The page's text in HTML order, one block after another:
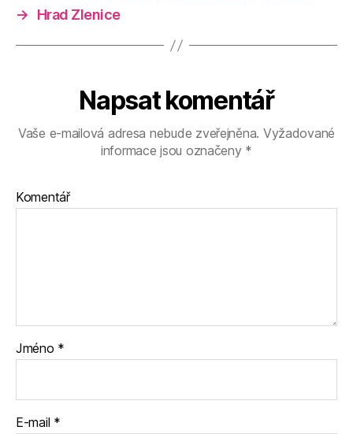
→
Hrad Zlenice
Napsat komentář
Vaše e-mailová adresa nebude zveřejněna. Vyžadované
informace jsou označeny *
Komentář
Jméno *
E-mail *